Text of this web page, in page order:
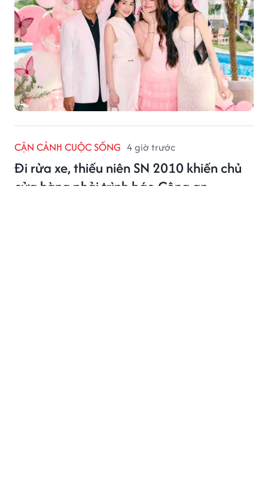
CẬN CẢNH CUỘC SỐNG 4 giờ trước
Đi rửa xe, thiếu niên SN 2010 khiến chủ
cửa hàng phải trình báo Công an